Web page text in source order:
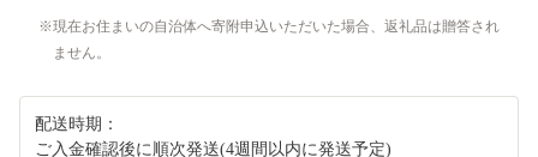
現在お住まいの自治体へ寄附申込いただいた場合、返礼品は贈答され
ません。
配送時期：
ご入金確認後に順次発送(4週間以内に発送予定)